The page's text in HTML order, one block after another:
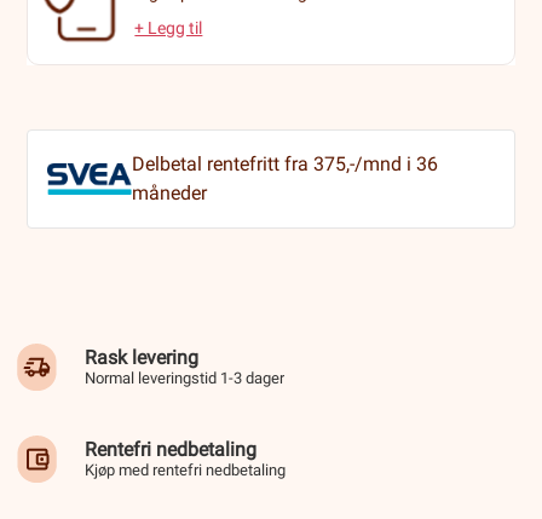
+ Legg til
Delbetal rentefritt fra 375,-/mnd i 36
måneder
Rask levering
Normal leveringstid 1-3 dager
Rentefri nedbetaling
Kjøp med rentefri nedbetaling